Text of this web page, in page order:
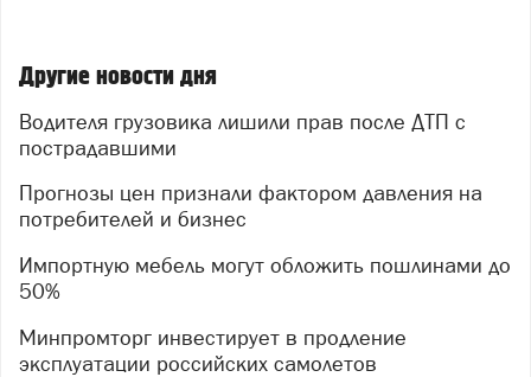
Другие новости дня
Водителя грузовика лишили прав после ДТП с
пострадавшими
Прогнозы цен признали фактором давления на
потребителей и бизнес
Импортную мебель могут обложить пошлинами до
50%
Минпромторг инвестирует в продление
эксплуатации российских самолетов